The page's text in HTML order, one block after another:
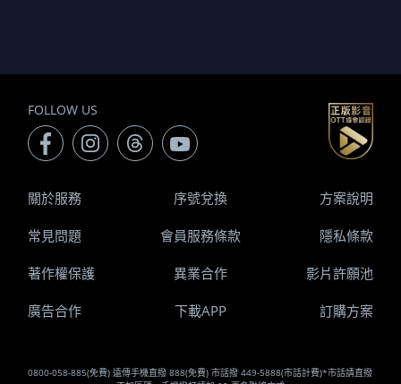
FOLLOW US
0800-058-885(免費) 遠傳手機直撥 888(免費) 市話撥 449-5888(市話計費)*市話請直撥
關於服務 序號兌換 方案說明
常見問題 會員服務條款 隱私條款
著作權保護 異業合作 影片許願池
廣告合作 下載APP 訂購方案